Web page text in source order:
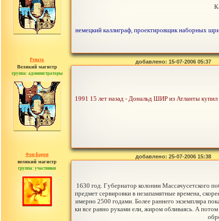
немецкий каллиграф, проектировщик наборных
Рената
Великий магистр
группа: администраторы
сообщений: 30442
добавлено: 15-07-2006 05:37
1991 15 лет назад - Дональд ШИР из Атланты
Фон-Барон
великий магистр
группа: участники
сообщений: 3391
добавлено: 25-07-2006 15:38
1630 год. Губернатор колонии Массачусетского
предмет сервировки в незапамятные времена,
имерно 2500 годами. Более раннего экземпляра
ки все равно руками ели, жиром обливаясь. А